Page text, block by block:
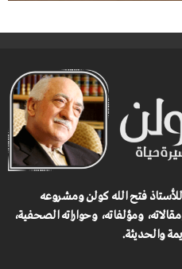
فتح الله كولن ومشروعه
ومؤلفاته، وحواراته الصحفية،
والحديثة.